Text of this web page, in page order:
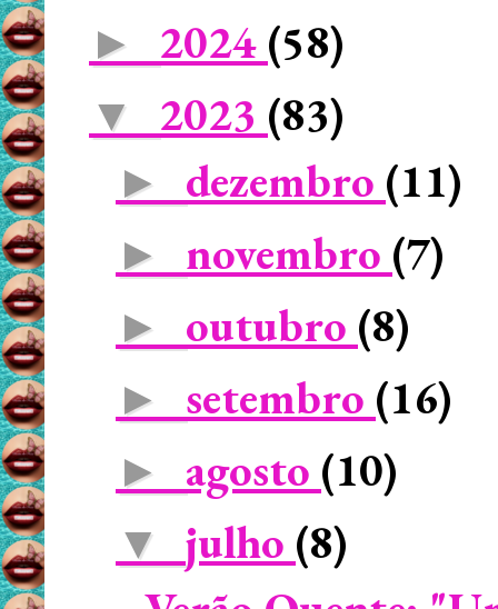
► 2024 (58)
▼ 2023 (83)
► dezembro (11)
► novembro (7)
► outubro (8)
► setembro (16)
► agosto (10)
▼ julho (8)